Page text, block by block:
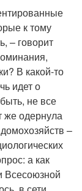
к тому
– говорит
В какой-то
идет о
не все
же одернула
–
а как
Всесоюзной